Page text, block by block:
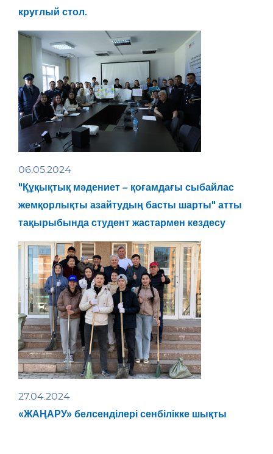
круглый стол.
06.05.2024
"Құқықтық мәдениет – қоғамдағы сыбайлас
жемқорлықты азайтудың басты шарты" атты
тақырыбында студент жастармен кездесу
27.04.2024
«ЖАҢАРУ» белсенділері сенбілікке шықты